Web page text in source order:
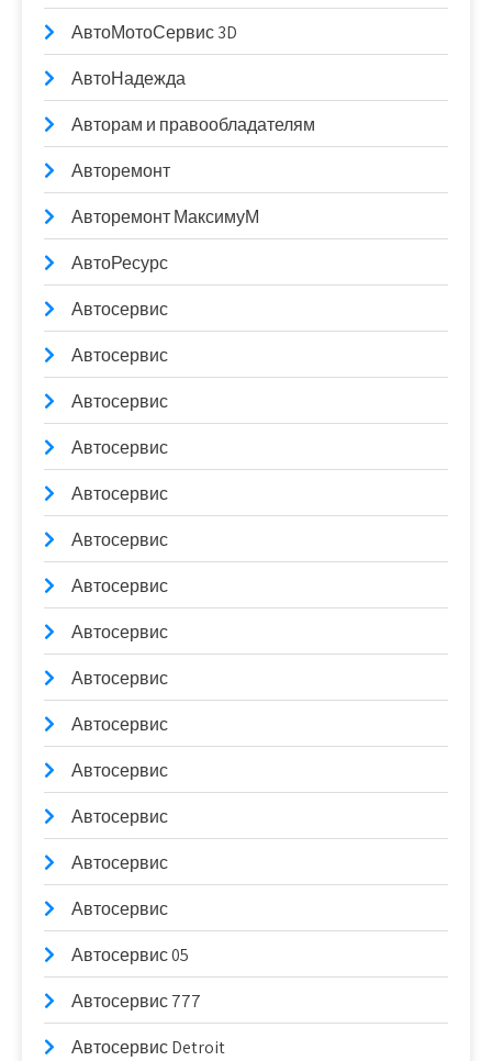
АвтоМотоСервис 3D
АвтоНадежда
Авторам и правообладателям
Авторемонт
Авторемонт МаксимуМ
АвтоРесурс
Автосервис
Автосервис
Автосервис
Автосервис
Автосервис
Автосервис
Автосервис
Автосервис
Автосервис
Автосервис
Автосервис
Автосервис
Автосервис
Автосервис
Автосервис 05
Автосервис 777
Автосервис Detroit